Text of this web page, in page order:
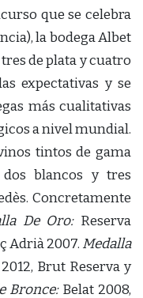
que se celebra
la bodega Albet
de plata y cuatro
expectativas y se
más cualitativas
a nivel mundial.
tintos de gama
blancos y tres
Concretamente
De Oro: Reserva
Adrià 2007. Medalla
Brut Reserva y
Bronce: Belat 2008,